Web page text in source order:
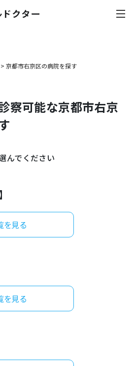
> 京都市右京区の病院を探す
察可能な京都市右京
んでください
を見る
を見る